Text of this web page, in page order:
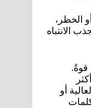
الخطر،
الانتباه
قوةً.
أو